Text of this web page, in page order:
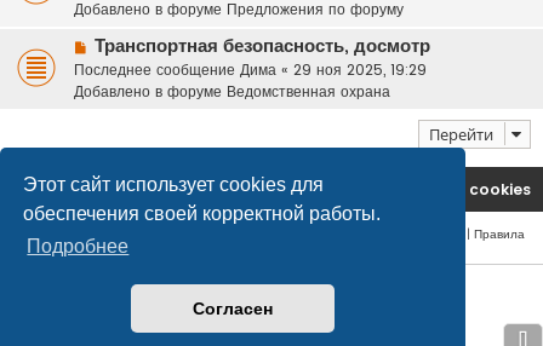
Этот сайт использует cookies для
обеспечения своей корректной работы.
Подробнее
Согласен
е
н
е
о
щ
е
в
е
с
о
е
и
е
Добавлено в форуме Предложения по форуму
Н
о
в
с
о
о
б
щ
е
Транспортная безопасность, досмотр
Последнее сообщение Дима « 29 ноя 2025, 19:29
Добавлено в форуме Ведомственная охрана
Перейти
На главную Удалить cookies
| Правила
© safetlaw.ru - охрана и безопасность, 2013-2026